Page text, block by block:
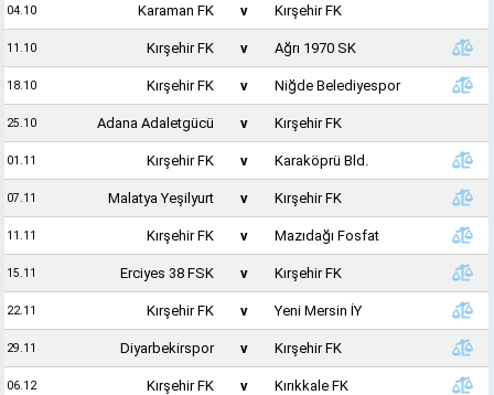
04.10 Karaman FK v Kırşehir FK
11.10 Kırşehir FK v Ağrı 1970 SK
18.10 Kırşehir FK v Niğde Belediyespor
25.10 Adana Adaletgücü v Kırşehir FK
01.11 Kırşehir FK v Karaköprü Bld.
07.11 Malatya Yeşilyurt v Kırşehir FK
11.11 Kırşehir FK v Mazıdağı Fosfat
15.11 Erciyes 38 FSK v Kırşehir FK
22.11 Kırşehir FK v Yeni Mersin İY
29.11 Diyarbekirspor v Kırşehir FK
06.12 Kırşehir FK v Kırıkkale FK